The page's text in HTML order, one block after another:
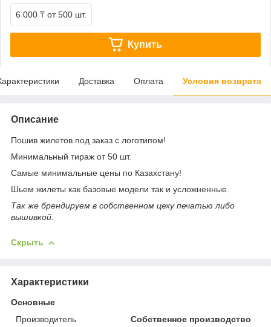
6 000 ₸ от 500 шт.
Купить
Доставка Оплата Условия возврата
Описание
Пошив жилетов под заказ с логотипом!
Минимальный тираж от 50 шт.
Самые минимальные цены по Казахстану!
Шьем жилеты как базовые модели так и усложненные.
Так же брендируем в собственном цеху печатью либо
вышивкой.
Скрыть
Характеристики
Основные
Производитель
Собственное производство